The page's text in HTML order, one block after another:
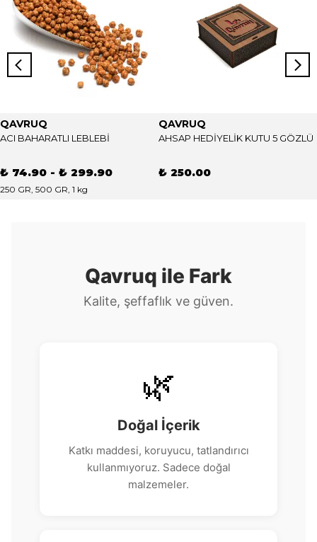
QAVRUQ
ACI BAHARATLI LEBLEBİ
₺ 74.90 - ₺ 299.90
250 GR, 500 GR, 1 kg
QAVRUQ
AHSAP HEDİYELİK KUTU 5 GÖZLÜ
₺ 250.00
Qavruq ile Fark
Kalite, şeffaflık ve güven.
🌿
Doğal İçerik
Katkı maddesi, koruyucu, tatlandırıcı
kullanmıyoruz. Sadece doğal
malzemeler.